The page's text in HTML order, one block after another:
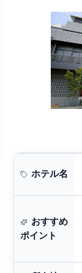
ホテル名
おすすめ
ポイント